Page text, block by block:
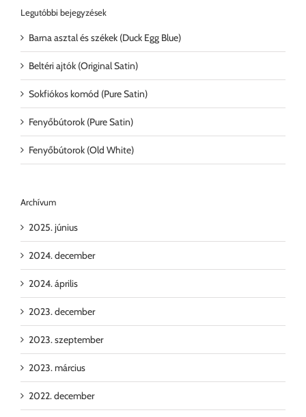
Legutóbbi bejegyzések
Barna asztal és székek (Duck Egg Blue)
Beltéri ajtók (Original Satin)
Sokfiókos komód (Pure Satin)
Fenyőbútorok (Pure Satin)
Fenyőbútorok (Old White)
Archívum
2025. június
2024. december
2024. április
2023. december
2023. szeptember
2023. március
2022. december